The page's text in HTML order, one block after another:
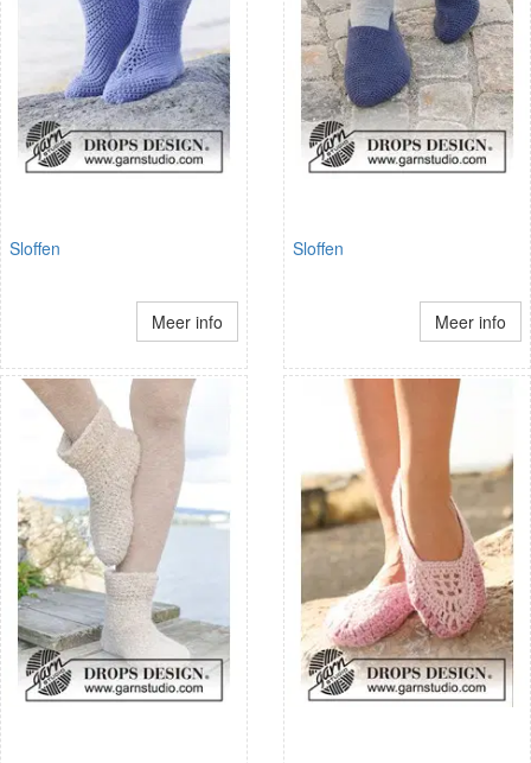
Sloffen
Meer info
Sloffen
Meer info